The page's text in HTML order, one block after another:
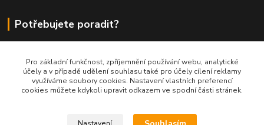
Potřebujete poradit?
+420 731 722 844
Pro základní funkčnost, zpříjemnění používání webu, analytické
účely a v případě udělení souhlasu také pro účely cílení reklamy
využíváme soubory cookies. Nastavení vlastních preferencí
cookies můžete kdykoli upravit odkazem ve spodní části stránek.